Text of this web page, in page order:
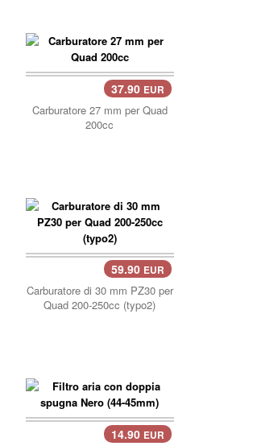
37.90 EUR
Carburatore 27 mm per Quad
200cc
59.90 EUR
Carburatore di 30 mm PZ30 per
Quad 200-250cc (typo2)
14.90 EUR